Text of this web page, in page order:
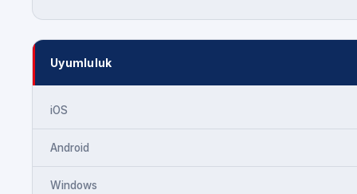
Uyumluluk
iOS
Android
Windows